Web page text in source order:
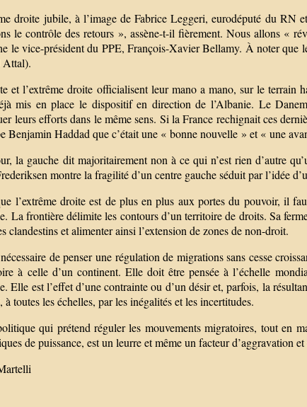
droite jubile, à l’image de Fabrice Leggeri, eurodéputé du RN
le contrôle des retours », assène-t-il fièrement. Nous allons «
le vice-président du PPE, François-Xavier Bellamy. À noter que
Attal).
et l’extrême droite officialisent leur mano a mano, sur le terrain
mis en place le dispositif en direction de l’Albanie. Le
leurs efforts dans le même sens. Si la France rechignait ces
Benjamin Haddad que c’était une « bonne nouvelle » et « une
la gauche dit majoritairement non à ce qui n’est rien d’autre
montre la fragilité d’un centre gauche séduit par l’idée
l’extrême droite est de plus en plus aux portes du pouvoir, il
La frontière délimite les contours d’un territoire de droits. Sa
clandestins et alimenter ainsi l’extension de zones de non-droit.
de penser une régulation de migrations sans cesse
à celle d’un continent. Elle doit être pensée à l’échelle
Elle est l’effet d’une contrainte ou d’un désir et, parfois, la
à toutes les échelles, par les inégalités et les incertitudes.
qui prétend réguler les mouvements migratoires, tout en
de puissance, est un leurre et même un facteur d’aggravation